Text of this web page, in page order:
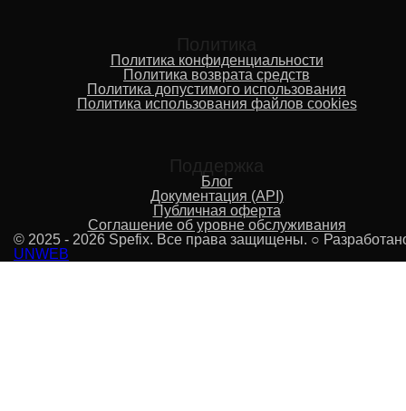
Политика
Политика конфиденциальности
Политика возврата средств
Политика допустимого использования
Политика использования файлов cookies
Поддержка
Блог
Документация (API)
Публичная оферта
Соглашение об уровне обслуживания
© 2025 - 2026 Spefix. Все права защищены. ○
UNWEB